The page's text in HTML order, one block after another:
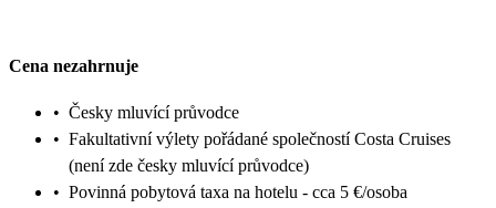
Cena nezahrnuje
• Česky mluvící průvodce
• Fakultativní výlety pořádané společností Costa Cruises
(není zde česky mluvící průvodce)
• Povinná pobytová taxa na hotelu - cca 5 €/osoba